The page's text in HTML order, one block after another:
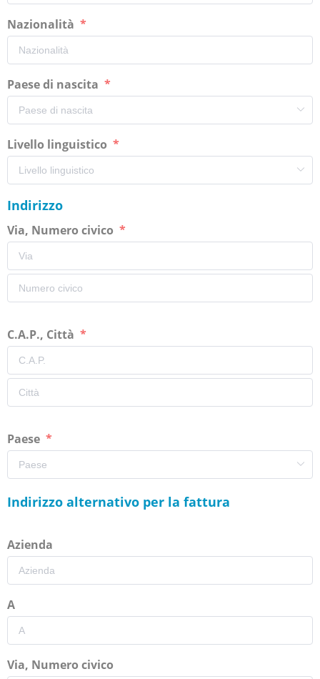
Nazionalità
Paese di nascita
Livello linguistico
Indirizzo
Via, Numero civico
C.A.P., Città
Paese
Indirizzo alternativo per la fattura
Azienda
A
Via, Numero civico